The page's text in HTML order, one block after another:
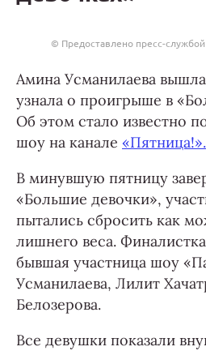
© Предоставлено пресс-
Амина Усманилаева
узнала о проигрыше в
Об этом стало известно
шоу на канале «Пятница!».
В минувшую пятницу
«Большие девочки»,
пытались сбросить как
лишнего веса.
бывшая участница шоу
Усманилаева, Лилит
Белозерова.
Все девушки показали